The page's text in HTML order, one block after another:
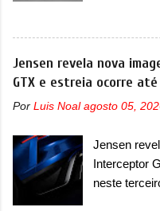
Chamado
Thunder,
eficiência
hardware.
de motor,
de pré-
Há mais
de outubro
da Strada
unidades
compacta
afetadas
airbag do
substituído
forma
Jensen revela nova
GTX e estreia ocorre
Por Luis Noal agosto 05,
Jensen
Interceptor
neste